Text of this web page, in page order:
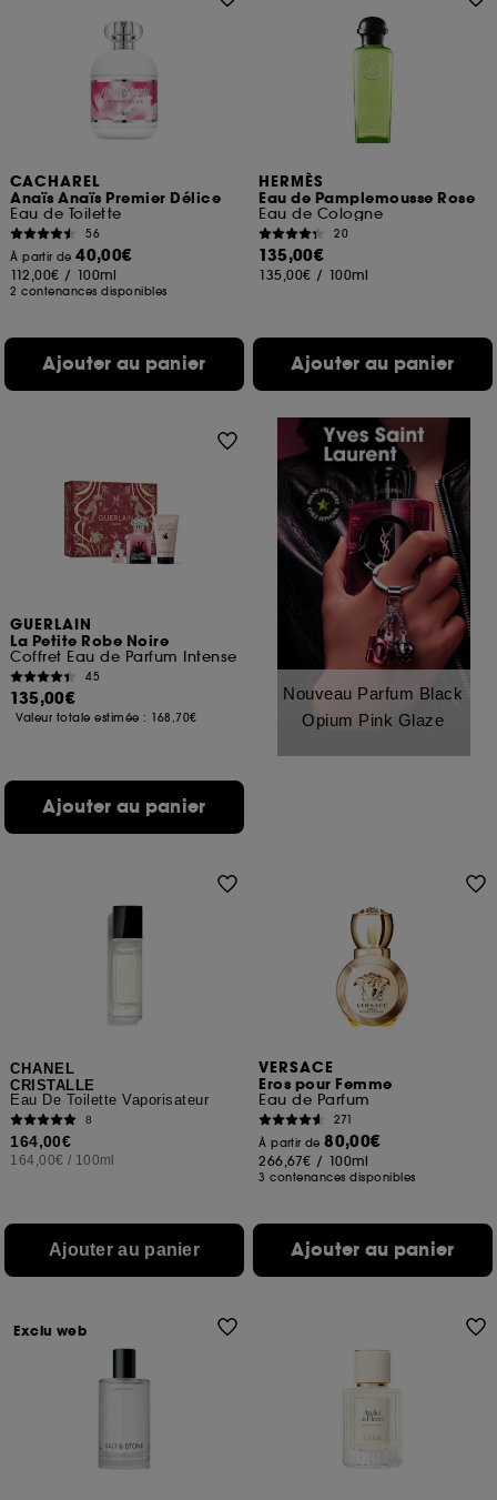
CACHAREL
Anaïs Anaïs Premier Délice
Eau de Toilette
56
À partir de40,00€
112,00€ / 100ml
2 contenances disponibles
Ajouter au panier
HERMÈS
Eau de Pamplemousse Rose
Eau de Cologne
20
135,00€
135,00€ / 100ml
Ajouter au panier
GUERLAIN
La Petite Robe Noire
Coffret Eau de Parfum Intense
45
135,00€
Valeur totale estimée : 168,70€
Ajouter au panier
Nouveau Parfum Black
Opium Pink Glaze
CHANEL
CRISTALLE
Eau De Toilette Vaporisateur
8
164,00€
164,00€ / 100ml
Ajouter au panier
VERSACE
Eros pour Femme
Eau de Parfum
271
À partir de80,00€
266,67€ / 100ml
3 contenances disponibles
Ajouter au panier
Exclu web